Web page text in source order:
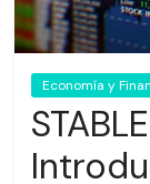
Economía y